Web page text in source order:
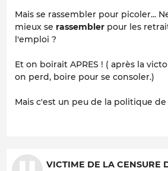
Mais se rassembler pour picoler...
mieux se rassembler pour les
l'emploi ?
Et on boirait APRES ! ( après la
on perd, boire pour se consoler.)
Mais c'est un peu de la politique
VICTIME DE LA CENSURE